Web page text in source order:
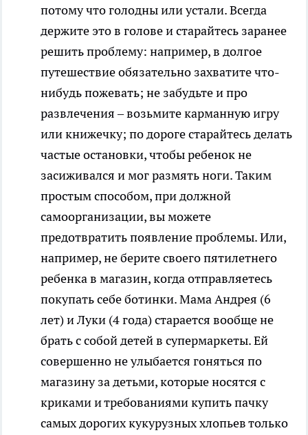
потому что голодны или устали. Всегда
держите это в голове и старайтесь заранее
решить проблему: например, в долгое
путешествие обязательно захватите что-
нибудь пожевать; не забудьте и про
развлечения – возьмите карманную игру
или книжечку; по дороге старайтесь делать
частые остановки, чтобы ребенок не
засиживался и мог размять ноги. Таким
простым способом, при должной
самоорганизации, вы можете
предотвратить появление проблемы. Или,
например, не берите своего пятилетнего
ребенка в магазин, когда отправляетесь
покупать себе ботинки. Мама Андрея (6
лет) и Луки (4 года) старается вообще не
брать с собой детей в супермаркеты. Ей
совершенно не улыбается гоняться по
магазину за детьми, которые носятся с
криками и требованиями купить пачку
самых дорогих кукурузных хлопьев только